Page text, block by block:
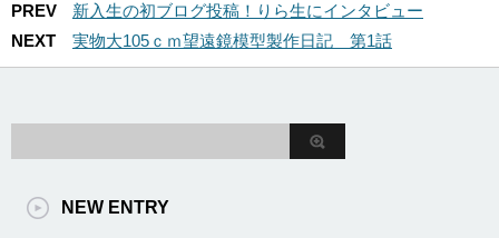
PREV
新入生の初ブログ投稿！りら生にインタビュー
NEXT
実物大105ｃｍ望遠鏡模型製作日記 第1話
NEW ENTRY